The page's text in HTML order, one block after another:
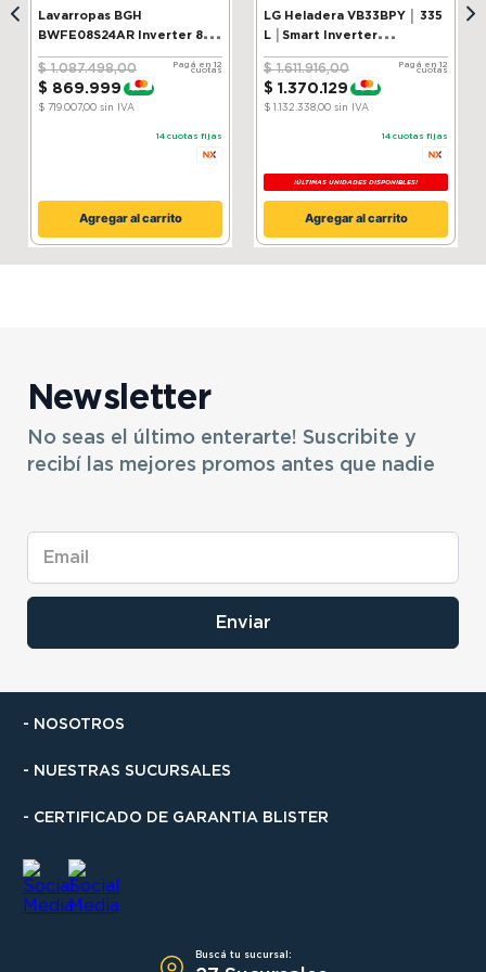
Modelo TACA-10500FCSD/EL
Marca
SKU 13765006
Lavarropas BGH
BWFE08S24AR Inverter 8 kg
Silver
$ 1.087.498,00
$ 869.999 - 20 %
$ 719.007,00sin IVA
Pagá en 12
cuotas
14 cuotas fijas
Agregar al carrito
LG Heladera VB33BPY │ 335
L │Smart Inverter
Compressor│ ThinQ
$ 1.611.916,00
$ 1 .370.129 15 %
$ 1.132.338,00sin IVA
Pagá en 12
cuotas
14 cuotas fijas
¡ÚLTIMAS UNIDADES DISPONIBLES!
Agregar al carrito
Newsletter
No seas el último enterarte! Suscribite y
recibí las mejores promos antes que nadie
Enviar
- NOSOTROS
- NUESTRAS SUCURSALES
- CERTIFICADO DE GARANTIA BLISTER
Buscá tu sucursal: